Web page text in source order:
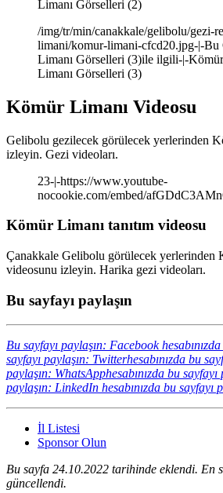
Limanı Görselleri (2)
/img/tr/min/canakkale/gelibolu/gezi-
limani/komur-limani-cfcd20.jpg-|-Bu
Limanı Görselleri (3)ile ilgili-|-
Limanı Görselleri (3)
Kömür Limanı Videosu
Gelibolu gezilecek görülecek yerlerinden
izleyin. Gezi videoları.
23-|-https://www.youtube-
nocookie.com/embed/
Kömür Limanı tanıtım videosu
Çanakkale Gelibolu görülecek yerlerinden
videosunu izleyin. Harika gezi videoları.
Bu sayfayı paylaşın
Bu sayfayı paylaşın: Facebook
sayfayı paylaşın: Twitterhesabınızda bu
paylaşın: WhatsApphesabınızda bu sayfayı
paylaşın: LinkedIn hesabınızda bu sayfayı
İl Listesi
Sponsor Olun
Bu sayfa 24.10.2022 tarihinde eklendi. En
güncellendi.